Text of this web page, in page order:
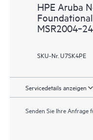
HPE Aruba
SKU-Nr. U7SK4PE
Servicedetails anzeigen
Senden Sie Ihre Anfrage